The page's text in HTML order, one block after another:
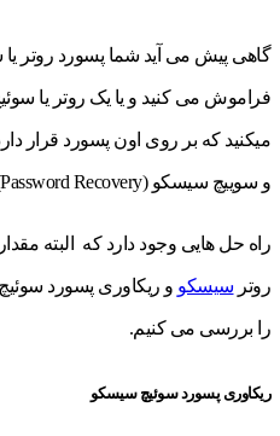
گاهی پیش می آید شما پسورد روتر
فراموش می کنید و یا یک روتر یا
میکنید که بر روی اون پسورد قرار
و سوییچ سیسکو (Password Recovery)
راه حل هایی وجود دارد که البته
روتر سیسکو و ریکاوری پسورد سوئیچ
را بررسی می کنیم.
ریکاوری پسورد سوئیچ سیسکو